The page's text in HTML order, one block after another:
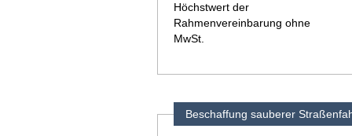
Höchstwert der
Rahmenvereinbarung ohne
MwSt.
Beschaffung sauberer